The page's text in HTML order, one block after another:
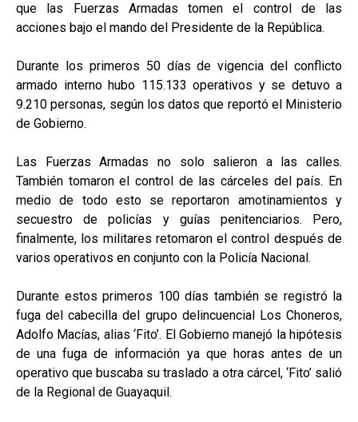
que las Fuerzas Armadas tomen el control de las
acciones bajo el mando del Presidente de la República.
Durante los primeros 50 días de vigencia del conflicto
armado interno hubo 115.133 operativos y se detuvo a
9.210 personas, según los datos que reportó el Ministerio
de Gobierno.
Las Fuerzas Armadas no solo salieron a las calles.
También tomaron el control de las cárceles del país. En
medio de todo esto se reportaron amotinamientos y
secuestro de policías y guías penitenciarios. Pero,
finalmente, los militares retomaron el control después de
varios operativos en conjunto con la Policía Nacional.
Durante estos primeros 100 días también se registró la
fuga del cabecilla del grupo delincuencial Los Choneros,
Adolfo Macías, alias ‘Fito’. El Gobierno manejó la hipótesis
de una fuga de información ya que horas antes de un
operativo que buscaba su traslado a otra cárcel, ‘Fito’ salió
de la Regional de Guayaquil.